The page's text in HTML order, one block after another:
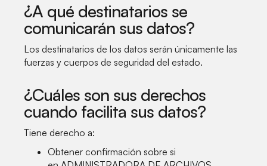
¿A qué destinatarios se
comunicarán sus datos?
Los destinatarios de los datos serán únicamente las
fuerzas y cuerpos de seguridad del estado.
¿Cuáles son sus derechos
cuando facilita sus datos?
Tiene derecho a:
Obtener confirmación sobre si